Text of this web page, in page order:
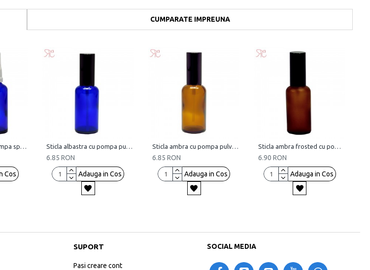
CUMPARATE IMPREUNA
Sticla albastra cu pompa spray, 50 ml
Cos
Sticla albastra cu pompa pulverizatoare, 50 ml
6.85 RON
Adauga in Cos
Sticla ambra cu pompa pulverizatoare, 50 ml
6.85 RON
Adauga in Cos
Sticla ambra frosted cu pompa pulverizatoare, 50 ml
6.90 RON
Adauga in Cos
SUPORT
Pasi creare cont
SOCIAL MEDIA